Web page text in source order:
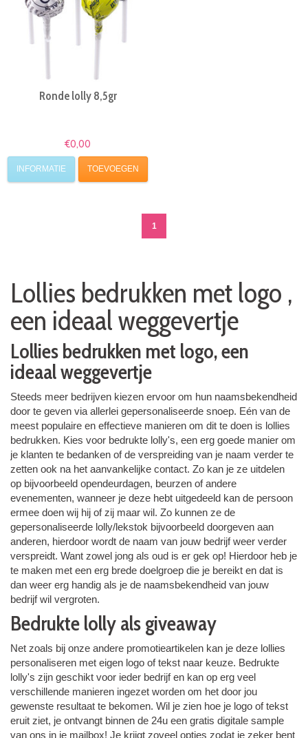
Ronde lolly 8,5gr
€0,00
INFORMATIE TOEVOEGEN
1
Lollies bedrukken met logo ,
een ideaal weggevertje
Lollies bedrukken met logo, een
ideaal weggevertje
Steeds meer bedrijven kiezen ervoor om hun naamsbekendheid
door te geven via allerlei gepersonaliseerde snoep. Eén van de
meest populaire en effectieve manieren om dit te doen is lollies
bedrukken. Kies voor bedrukte lolly's, een erg goede manier om
je klanten te bedanken of de verspreiding van je naam verder te
zetten ook na het aanvankelijke contact. Zo kan je ze uitdelen
op bijvoorbeeld opendeurdagen, beurzen of andere
evenementen, wanneer je deze hebt uitgedeeld kan de persoon
ermee doen wij hij of zij maar wil. Zo kunnen ze de
gepersonaliseerde lolly/lekstok bijvoorbeeld doorgeven aan
anderen, hierdoor wordt de naam van jouw bedrijf weer verder
verspreidt. Want zowel jong als oud is er gek op! Hierdoor heb je
te maken met een erg brede doelgroep die je bereikt en dat is
dan weer erg handig als je de naamsbekendheid van jouw
bedrijf wil vergroten.
Bedrukte lolly als giveaway
Net zoals bij onze andere promotieartikelen kan je deze lollies
personaliseren met eigen logo of tekst naar keuze. Bedrukte
lolly's zijn geschikt voor ieder bedrijf en kan op erg veel
verschillende manieren ingezet worden om het door jou
gewenste resultaat te bekomen. Wil je zien hoe je logo of tekst
eruit ziet, je ontvangt binnen de 24u een gratis digitale sample
van ons in je mailbox! Je krijgt zoveel opties zodat je zeker bent